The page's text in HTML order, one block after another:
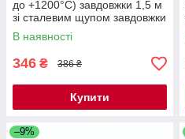
до +1200°C) завдовжки 1,5 м
зі сталевим щупом завдовжки
300 мм
В наявності
346 ₴ 386 ₴
Купити
–9%